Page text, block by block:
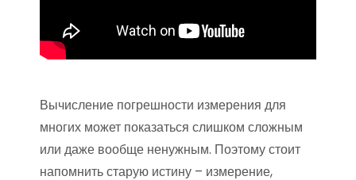
Вычисление погрешности измерения для
многих может показаться слишком сложным
или даже вообще ненужным. Поэтому стоит
напомнить старую истину – измерение,